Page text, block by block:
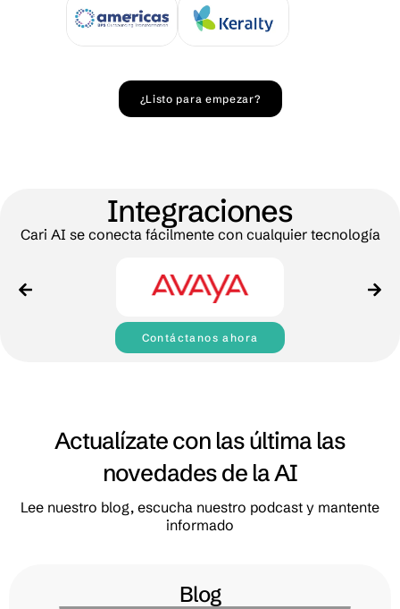
¿Listo para empezar?
Integraciones
Cari AI se conecta fácilmente con cualquier tecnología
Contáctanos ahora
Actualízate con las última las
novedades de la AI
Lee nuestro blog, escucha nuestro podcast y mantente
informado
Blog